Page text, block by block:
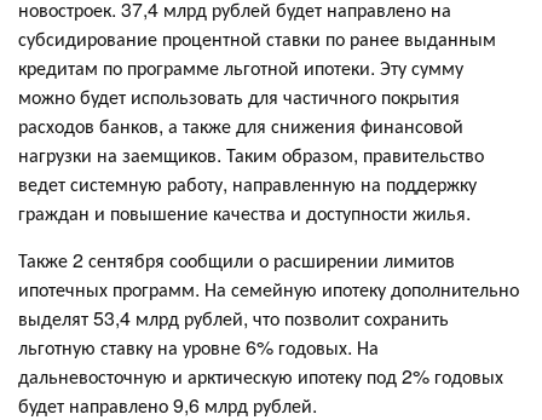
новостроек. 37,4 млрд рублей будет направлено на
субсидирование процентной ставки по ранее выданным
кредитам по программе льготной ипотеки. Эту сумму
можно будет использовать для частичного покрытия
расходов банков, а также для снижения финансовой
нагрузки на заемщиков. Таким образом, правительство
ведет системную работу, направленную на поддержку
граждан и повышение качества и доступности жилья.
Также 2 сентября сообщили о расширении лимитов
ипотечных программ. На семейную ипотеку дополнительно
выделят 53,4 млрд рублей, что позволит сохранить
льготную ставку на уровне 6% годовых. На
дальневосточную и арктическую ипотеку под 2% годовых
будет направлено 9,6 млрд рублей.